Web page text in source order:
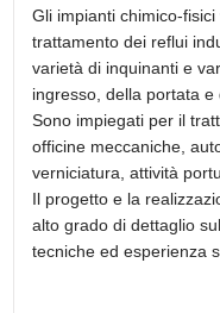
Gli impianti chimico-
trattamento dei reflui
varietà di inquinanti e
ingresso, della portata e
Sono impiegati per il
officine meccaniche,
verniciatura, attività
Il progetto e la
alto grado di dettaglio
tecniche ed esperienza